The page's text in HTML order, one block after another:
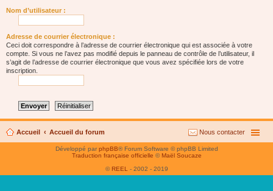
Nom d’utilisateur :
Adresse de courrier électronique :
Ceci doit correspondre à l’adresse de courrier électronique qui est associée à votre
compte. Si vous ne l’avez pas modifié depuis le panneau de contrôle de l’utilisateur, il
s’agit de l’adresse de courrier électronique que vous avez spécifiée lors de votre
inscription.
Accueil Accueil du forum Nous contacter
Développé parphpBB® Forum Software © phpBB Limited
Traduction française officielle © Maël Soucaze
© REEL - 2002 - 2019